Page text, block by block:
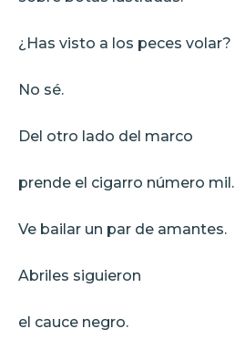
¿Has visto a los peces volar?
No sé.
Del otro lado del marco
prende el cigarro número mil.
Ve bailar un par de amantes.
Abriles siguieron
el cauce negro.